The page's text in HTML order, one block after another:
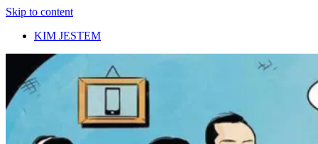
Skip to content
KIM JESTEM